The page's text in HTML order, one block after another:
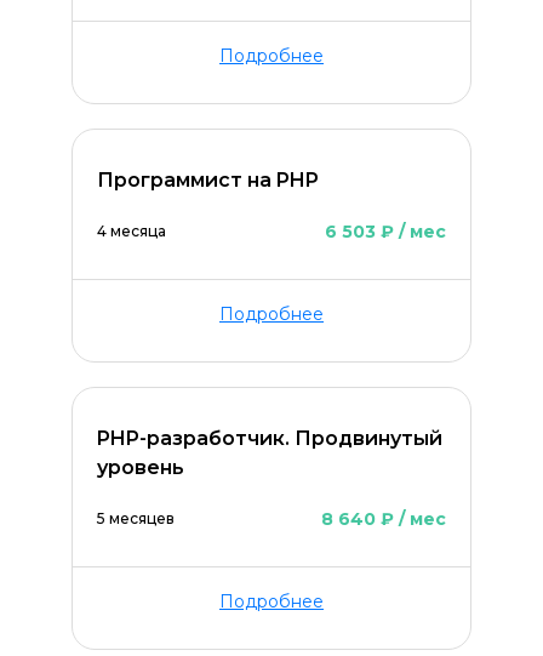
Подробнее
Программист на PHP
4 месяца 6 503 ₽ / мес
Подробнее
PHP-разработчик. Продвинутый
уровень
5 месяцев 8 640 ₽ / мес
Подробнее
Оставить комментарий